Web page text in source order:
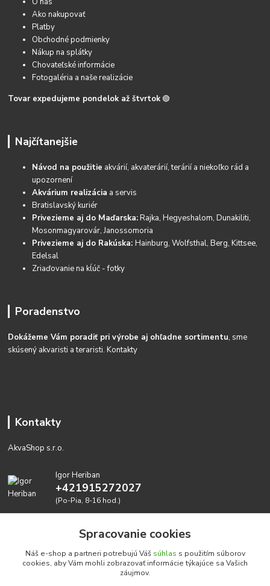
Ako nakupovať
Platby
Obchodné podmienky
Nákup na splátky
Chovateľské informácie
Fotogaléria a naše realizácie
Tovar expedujeme pondelok až štvrtok 🟢
Najčítanejšie
Návod na použitie akvárií, akvaterárií, terárií a niekoľko rád a
upozornení
Akvárium realizácia a servis
Bratislavský kuriér
Privezieme aj do Maďarska:Rajka, Hegyeshalom, Dunakiliti,
Mosonmagyarovár, Janossomoria
Privezieme aj do Rakúska:Hainburg, Wolfsthal, Berg, Kittsee,
Edelsal
Zriaďovanie na kĺúč - fotky
Poradenstvo
Dokážeme Vám poradiť pri výrobe aj ohľadne sortimentu, sme
skúsený akvaristi a teraristi.Kontakty
Kontakty
AkvaShop s.r.o.
Igor Heriban
+421915272027
(Po-Pia, 8-16 hod.)
Spracovanie cookies
Náš e-shop a partneri potrebujú Váš súhlas s použitím súborov
cookies, aby Vám mohli zobrazovať informácie týkajúce sa Vašich
záujmov.